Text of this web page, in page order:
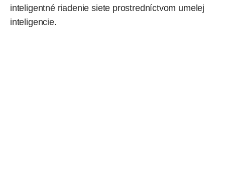
inteligentné riadenie siete prostredníctvom umelej
inteligencie.